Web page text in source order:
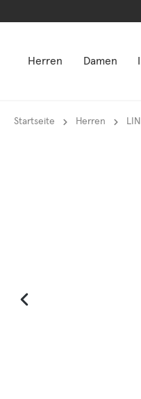
Herren Damen
Startseite Herren